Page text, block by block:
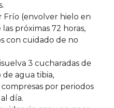
Frío (envolver hielo en
próximas 72 horas,
con cuidado de no
3 cucharadas de
agua tibia,
por periodos
día.